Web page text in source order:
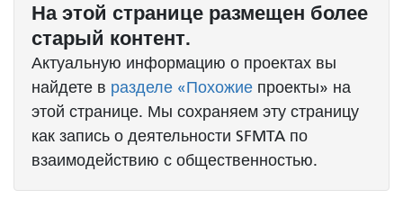
На этой странице размещен более
старый контент.
Актуальную информацию о проектах вы
найдете в разделе «Похожие проекты» на
этой странице. Мы сохраняем эту страницу
как запись о деятельности SFMTA по
взаимодействию с общественностью.